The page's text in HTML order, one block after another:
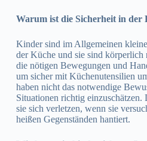
Warum ist die Sicherheit in der
Kinder sind im Allgemeinen
der Küche und sie sind
die nötigen Bewegungen und
um sicher mit Küchenutensilien
haben nicht das notwendige
Situationen richtig einzuschätzen.
sie sich verletzen, wenn sie
heißen Gegenständen hantiert.